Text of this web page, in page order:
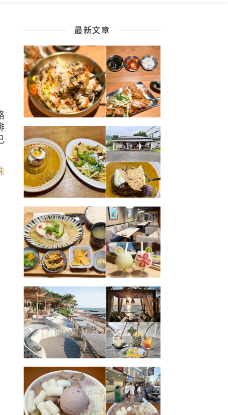
最新文章